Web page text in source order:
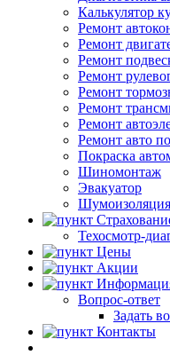
Калькулятор
Ремонт
Ремонт
Ремонт
Ремонт
Ремонт
Ремонт
Ремонт
Ремонт авто
Покраска
Шиномонтаж
Эвакуатор
Шумоизоляция
Техосмотр-
Цены
Акции
Вопрос-ответ
Задать
Контакты